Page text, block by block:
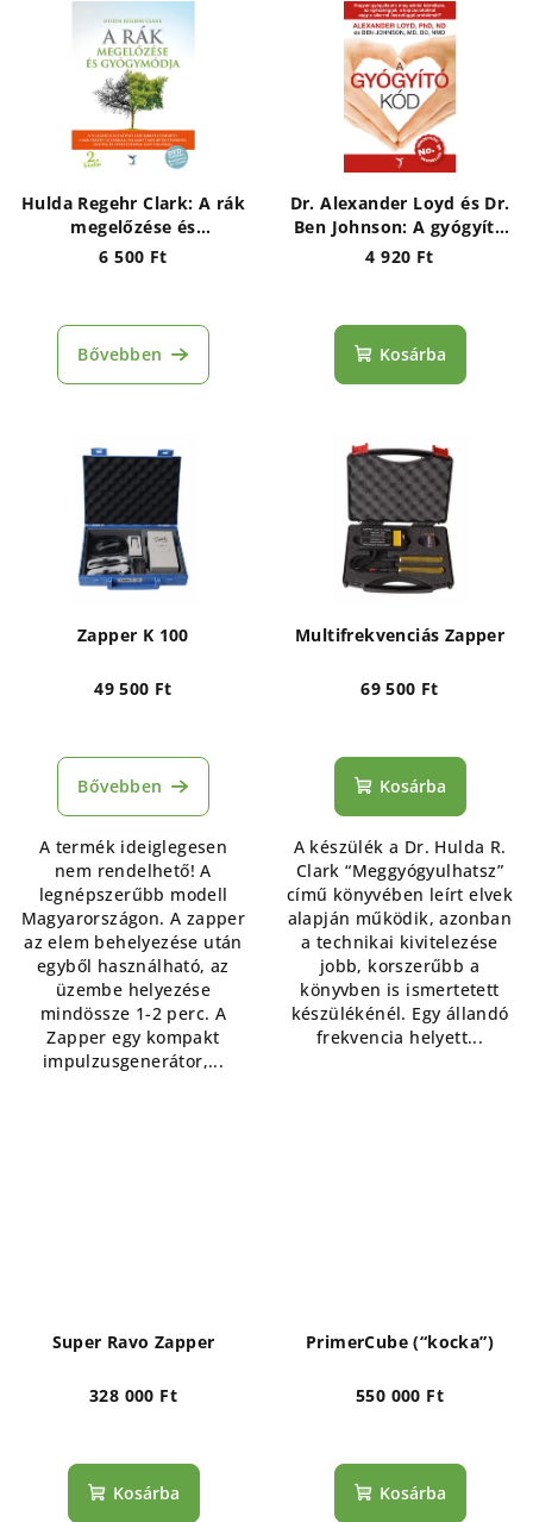
Hulda Regehr Clark: A rák
megelőzése és
gyógymódja
6 500 Ft
Bővebben
Dr. Alexander Loyd és Dr.
Ben Johnson: A gyógyító
kód
4 920 Ft
Kosárba
Zapper K 100
49 500 Ft
Bővebben
A termék ideiglegesen
nem rendelhető! A
legnépszerűbb modell
Magyarországon. A zapper
az elem behelyezése után
egyből használható, az
üzembe helyezése
mindössze 1-2 perc. A
Zapper egy kompakt
impulzusgenerátor,...
Multifrekvenciás Zapper
69 500 Ft
Kosárba
A készülék a Dr. Hulda R.
Clark “Meggyógyulhatsz”
című könyvében leírt elvek
alapján működik, azonban
a technikai kivitelezése
jobb, korszerűbb a
könyvben is ismertetett
készülékénél. Egy állandó
frekvencia helyett...
Super Ravo Zapper
328 000 Ft
Kosárba
PrimerCube (“kocka”)
550 000 Ft
Kosárba